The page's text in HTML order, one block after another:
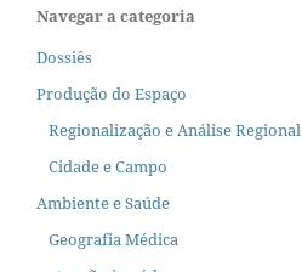
Navegar a categoria
Dossiês
Produção do Espaço
Regionalização e Análise Regional
Cidade e Campo
Ambiente e Saúde
Geografia Médica